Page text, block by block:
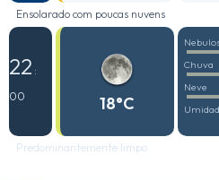
Ensolarado com poucas nuvens
22 :
00
18°C
Chuva
Neve
Predominantemente limpo